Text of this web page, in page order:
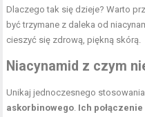
Dlaczego tak się dzieje? Warto
być trzymane z daleka od
cieszyć się zdrową, piękną skórą.
Niacynamid z czym
Unikaj jednoczesnego stosowania
askorbinowego Ich